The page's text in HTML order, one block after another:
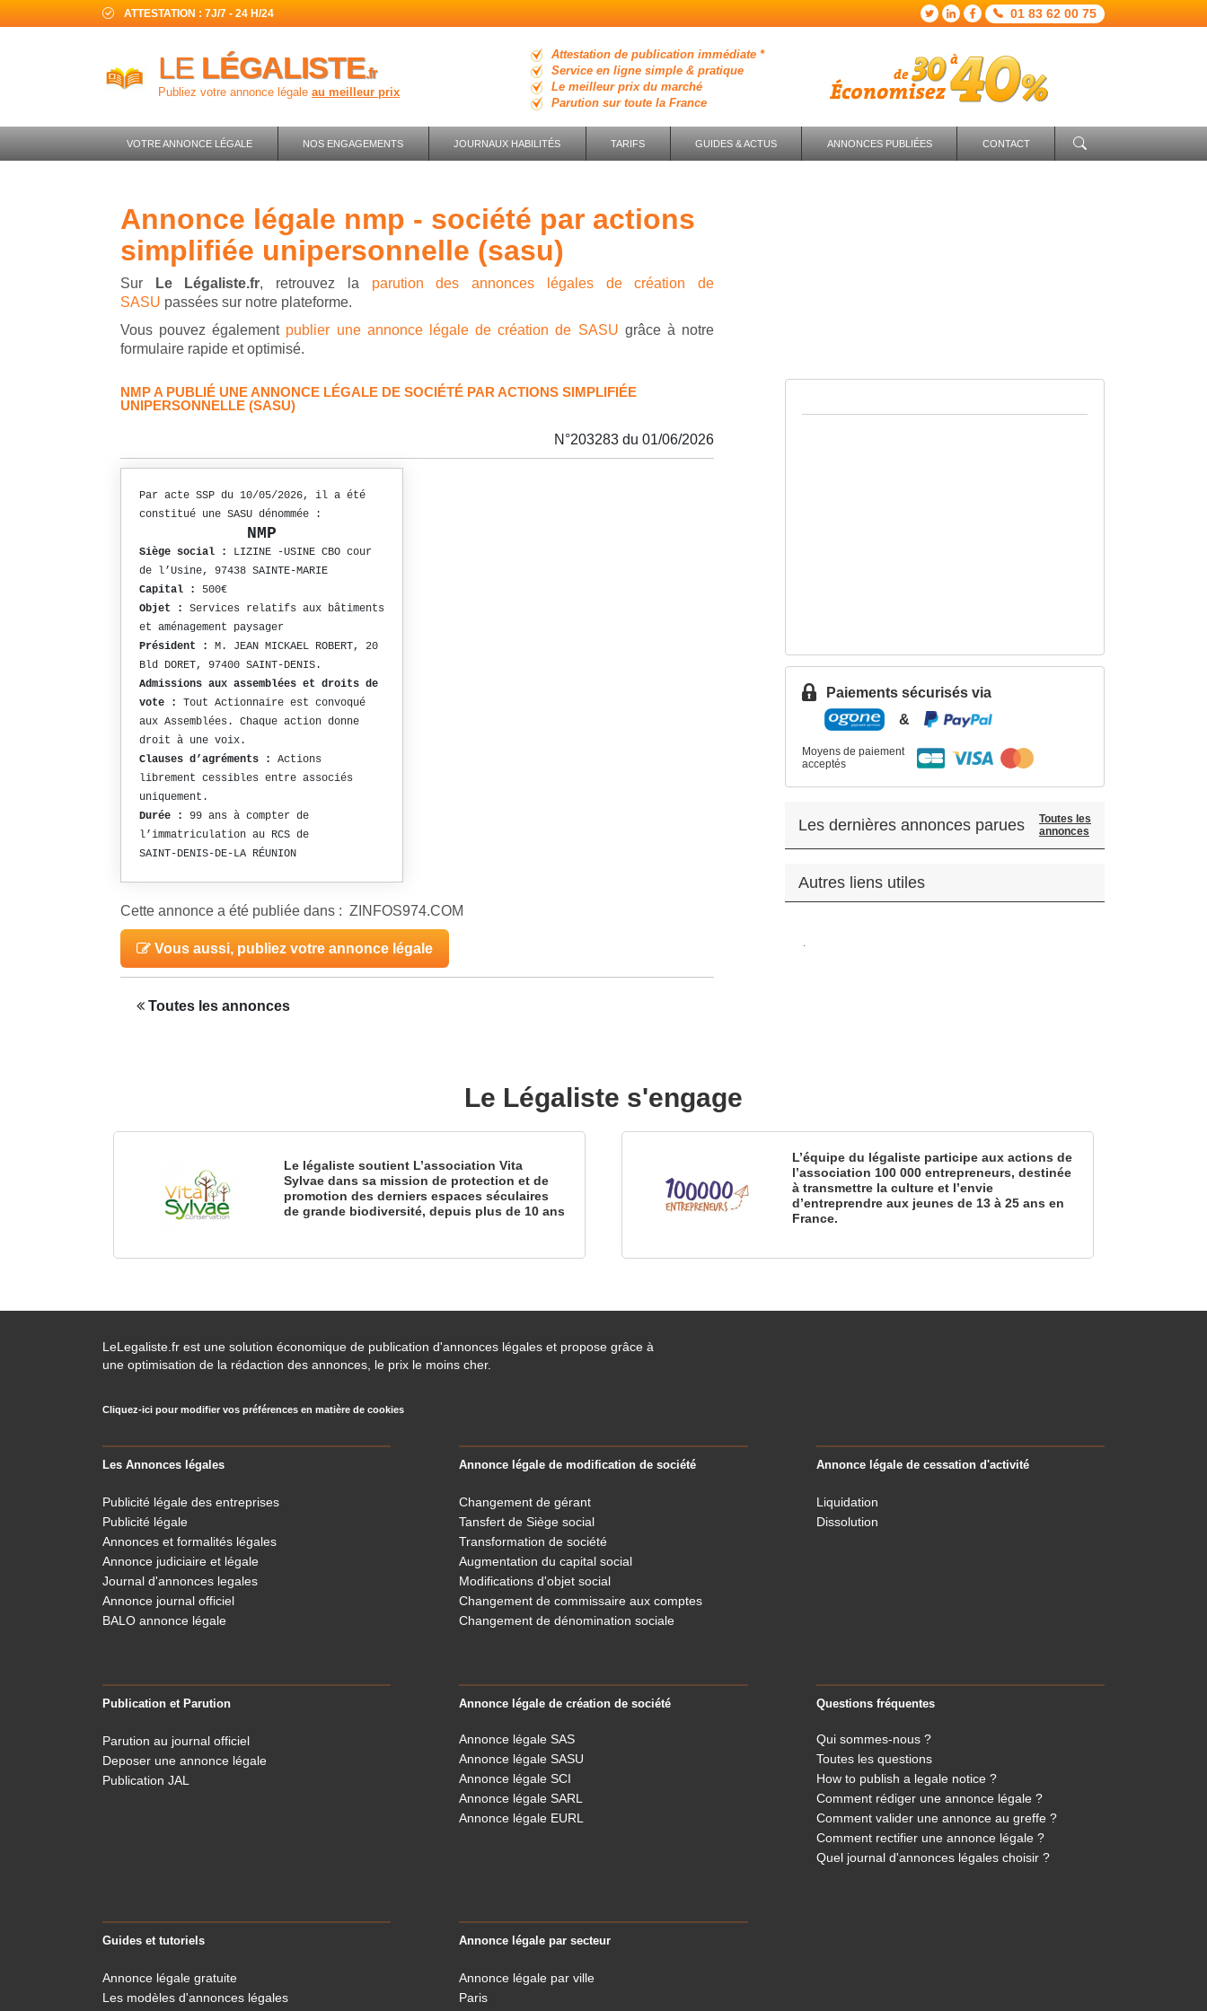
ATTESTATION : 7J/7 - 24 H/24 01 83 62 00 75
LE LÉGALISTE.fr
Publiez votre annonce légale au meilleur prix
Attestation de publication immédiate *
Service en ligne simple & pratique
Le meilleur prix du marché
Parution sur toute la France
VOTRE ANNONCE LÉGALE NOS ENGAGEMENTS JOURNAUX HABILITÉS TARIFS GUIDES & ACTUS ANNONCES PUBLIÉES CONTACT
annonce légale nmp - société par actions
simplifiée unipersonnelle (sasu)
Sur Le Légaliste.fr, retrouvez la parution des annonces légales de création de
SASU passées sur notre plateforme.
Vous pouvez également publier une annonce légale de création de SASU grâce à notre
formulaire rapide et optimisé.
NMP A PUBLIÉ UNE ANNONCE LÉGALE DE SOCIÉTÉ PAR ACTIONS SIMPLIFIÉE
UNIPERSONNELLE (SASU)
N°203283 du 01/06/2026
Par acte SSP du 10/05/2026, il a été
constitué une SASU dénommée :
NMP
Siège social :
LIZINE -USINE CBO cour
de l’Usine, 97438 SAINTE-MARIE
Capital :
500€
Objet :
Services relatifs aux bâtiments
et aménagement paysager
Président :
M. JEAN MICKAEL ROBERT, 20
Bld DORET, 97400 SAINT-DENIS.
Admissions aux assemblées et droits de
vote : Tout Actionnaire est convoqué
aux Assemblées. Chaque action donne
droit à une voix.
Clauses d’agréments :
Actions
librement cessibles entre associés
uniquement.
Durée :
99 ans à compter de
l’immatriculation au RCS de
SAINT-DENIS-DE-LA RÉUNION
Cette annonce a été publiée dans : ZINFOS974.COM
Vous aussi, publiez votre annonce légale
Toutes les annonces
Paiements sécurisés via
&
Moyens de paiement
acceptés
Les dernières annonces parues
Toutes les
annonces
Autres liens utiles
.
Le Légaliste s'engage
Le légaliste soutient L’association Vita
Sylvae dans sa mission de protection et de
promotion des derniers espaces séculaires
de grande biodiversité, depuis plus de 10 ans
L’équipe du légaliste participe aux actions de
l’association 100 000 entrepreneurs, destinée
à transmettre la culture et l’envie
d’entreprendre aux jeunes de 13 à 25 ans en
France.
LeLegaliste.fr est une solution économique de publication d'annonces légales et propose grâce à
une optimisation de la rédaction des annonces, le prix le moins cher.
Cliquez-ici pour modifier vos préférences en matière de cookies
Les Annonces légales
Publicité légale des entreprises
Publicité légale
Annonces et formalités légales
Annonce judiciaire et légale
Journal d'annonces legales
Annonce journal officiel
BALO annonce légale
Annonce légale de modification de société
Changement de gérant
Tansfert de Siège social
Transformation de société
Augmentation du capital social
Modifications d'objet social
Changement de commissaire aux comptes
Changement de dénomination sociale
Annonce légale de cessation d'activité
Liquidation
Dissolution
Publication et Parution
Parution au journal officiel
Deposer une annonce légale
Publication JAL
Annonce légale de création de société
Annonce légale SAS
Annonce légale SASU
Annonce légale SCI
Annonce légale SARL
Annonce légale EURL
Questions fréquentes
Qui sommes-nous ?
Toutes les questions
How to publish a legale notice ?
Comment rédiger une annonce légale ?
Comment valider une annonce au greffe ?
Comment rectifier une annonce légale ?
Quel journal d'annonces légales choisir ?
Guides et tutoriels
Annonce légale gratuite
Les modèles d'annonces légales
Annonce légale par secteur
Annonce légale par ville
Paris